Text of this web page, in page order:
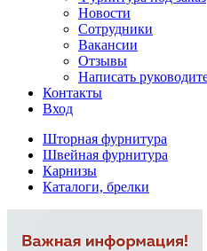
Новости
Сотрудники
Вакансии
Отзывы
Написать
Контакты
Вход
Шторная фурнитура
Швейная фурнитура
Карнизы
Каталоги, брелки